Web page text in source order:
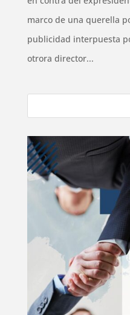
marco de una querella
publicidad interpuesta
otrora director...